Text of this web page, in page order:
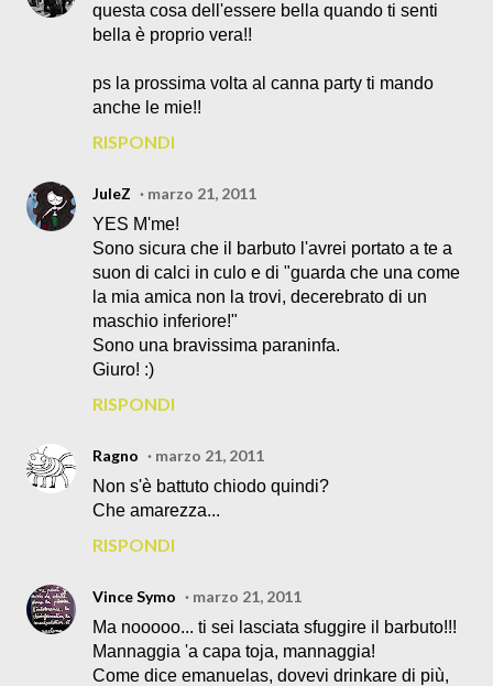
questa cosa dell'essere bella quando ti senti
bella è proprio vera!!
ps la prossima volta al canna party ti mando
anche le mie!!
RISPONDI
JuleZ
marzo 21, 2011
YES M'me!
Sono sicura che il barbuto l'avrei portato a te a
suon di calci in culo e di "guarda che una come
la mia amica non la trovi, decerebrato di un
maschio inferiore!"
Sono una bravissima paraninfa.
Giuro! :)
RISPONDI
Ragno
marzo 21, 2011
Non s'è battuto chiodo quindi?
Che amarezza...
RISPONDI
Vince Symo
marzo 21, 2011
Ma nooooo... ti sei lasciata sfuggire il barbuto!!!
Mannaggia 'a capa toja, mannaggia!
Come dice emanuelas, dovevi drinkare di più,